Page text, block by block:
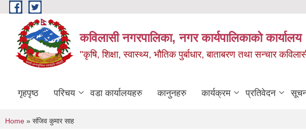
Skip to main content
कविलासी नगरपालिका, नगर कार्यपालिकाको कार्यालय
"कृषि, शिक्षा, स्वास्थ्य, भौतिक पुर्बाधार, बाताबरण तथा सन्चार
गृहपृष्ठ परिचय वडा कार्यालयहरु कानुनहरु कार्यक्रम प्रतिवेदन
You are here
Home » संजिव कुमार साह